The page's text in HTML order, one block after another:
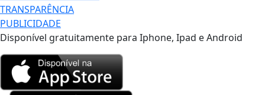
TRANSPARÊNCIA
PUBLICIDADE
Disponível gratuitamente para Iphone, Ipad e Android